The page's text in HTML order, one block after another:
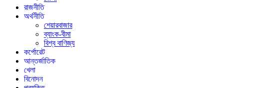
রাজনীতি
অর্থনীতি
শেয়ারবাজার
ব্যাংক-বীমা
বিশ্ব বাণিজ্য
কর্পোরেট
আন্তর্জাতিক
খেলা
বিনোদন